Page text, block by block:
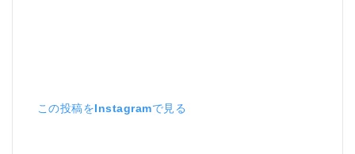
この投稿をInstagramで見る